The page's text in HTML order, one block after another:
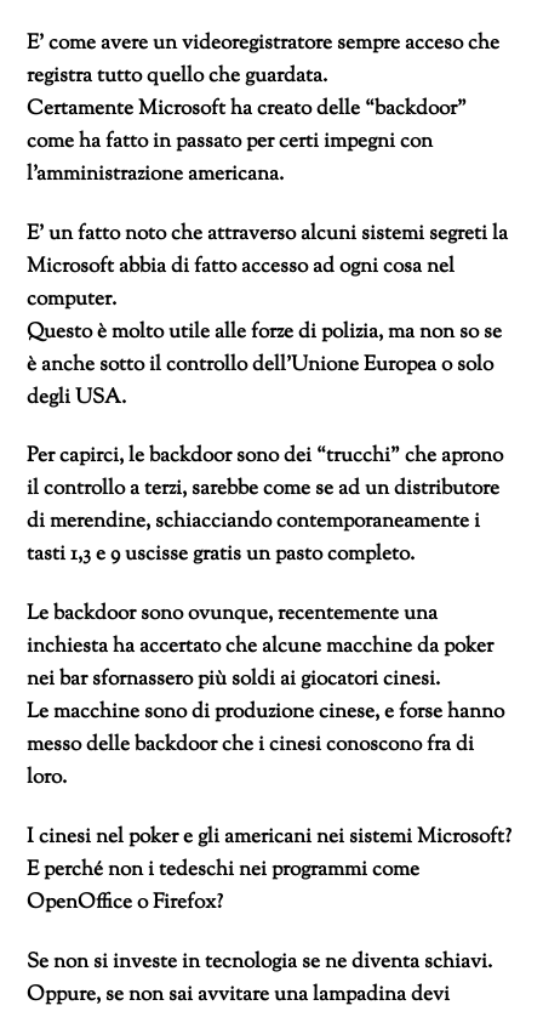
E’ come avere un videoregistratore sempre acceso che
registra tutto quello che guardata.
Certamente Microsoft ha creato delle “backdoor”
come ha fatto in passato per certi impegni con
l’amministrazione americana.
E’ un fatto noto che attraverso alcuni sistemi segreti la
Microsoft abbia di fatto accesso ad ogni cosa nel
computer.
Questo è molto utile alle forze di polizia, ma non so se
è anche sotto il controllo dell’Unione Europea o solo
degli USA.
Per capirci, le backdoor sono dei “trucchi” che aprono
il controllo a terzi, sarebbe come se ad un distributore
di merendine, schiacciando contemporaneamente i
tasti 1,3 e 9 uscisse gratis un pasto completo.
Le backdoor sono ovunque, recentemente una
inchiesta ha accertato che alcune macchine da poker
nei bar sfornassero più soldi ai giocatori cinesi.
Le macchine sono di produzione cinese, e forse hanno
messo delle backdoor che i cinesi conoscono fra di
loro.
I cinesi nel poker e gli americani nei sistemi Microsoft?
E perché non i tedeschi nei programmi come
OpenOffice o Firefox?
Se non si investe in tecnologia se ne diventa schiavi.
Oppure, se non sai avvitare una lampadina devi